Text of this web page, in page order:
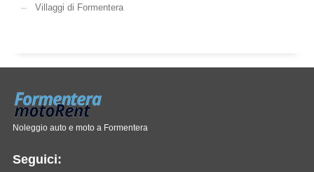
Villaggi di Formentera
Noleggio auto e moto a Formentera
Seguici: